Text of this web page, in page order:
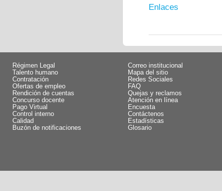
Enlaces
Régimen Legal
Talento humano
Contratación
Ofertas de empleo
Rendición de cuentas
Concurso docente
Pago Virtual
Control interno
Calidad
Buzón de notificaciones
Correo institucional
Mapa del sitio
Redes Sociales
FAQ
Quejas y reclamos
Atención en línea
Encuesta
Contáctenos
Estadísticas
Glosario